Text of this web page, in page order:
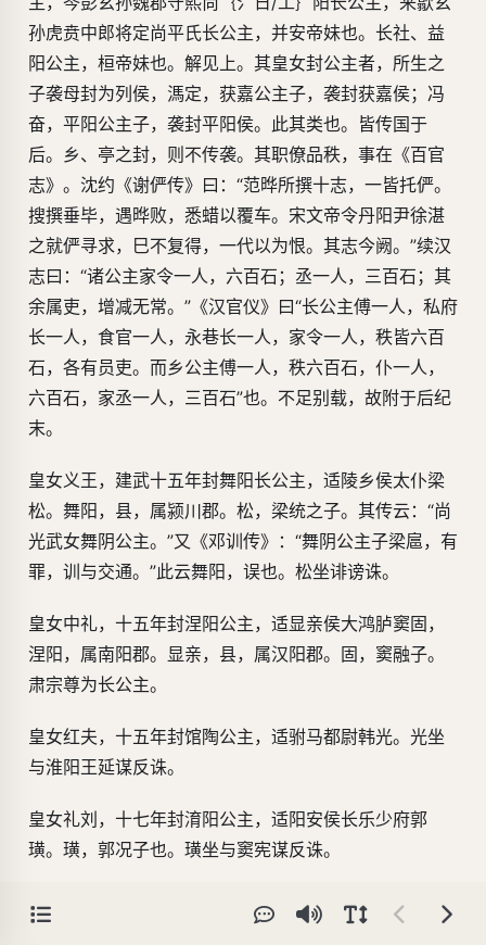
孙虎贲中郎将定尚平氏长公主，并安帝妹也。长社、益
阳公主，桓帝妹也。解见上。其皇女封公主者，所生之
子袭母封为列侯，溤定，获嘉公主子，袭封获嘉侯；冯
奋，平阳公主子，袭封平阳侯。此其类也。皆传国于
后。乡、亭之封，则不传袭。其职僚品秩，事在《百官
志》。沈约《谢俨传》曰：“范晔所撰十志，一皆托俨。
搜撰垂毕，遇晔败，悉蜡以覆车。宋文帝令丹阳尹徐湛
之就俨寻求，巳不复得，一代以为恨。其志今阙。”续汉
志曰：“诸公主家令一人，六百石；丞一人，三百石；其
余属吏，增减无常。”《汉官仪》曰“长公主傅一人，私府
长一人，食官一人，永巷长一人，家令一人，秩皆六百
石，各有员吏。而乡公主傅一人，秩六百石，仆一人，
六百石，家丞一人，三百石”也。不足别载，故附于后纪
末。
皇女义王，建武十五年封舞阳长公主，适陵乡侯太仆梁
松。舞阳，县，属颍川郡。松，梁统之子。其传云：“尚
光武女舞阴公主。”又《邓训传》：“舞阴公主子梁扈，有
罪，训与交通。”此云舞阳，误也。松坐诽谤诛。
皇女中礼，十五年封涅阳公主，适显亲侯大鸿胪窦固，
涅阳，属南阳郡。显亲，县，属汉阳郡。固，窦融子。
肃宗尊为长公主。
皇女红夫，十五年封馆陶公主，适驸马都尉韩光。光坐
与淮阳王延谋反诛。
皇女礼刘，十七年封淯阳公主，适阳安侯长乐少府郭
璜。璜，郭况子也。璜坐与窦宪谋反诛。
皇女绶，绶”一作“缓”。二十一年封郦邑公主，适新阳侯